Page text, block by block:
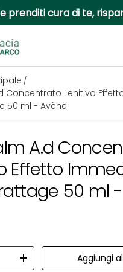
prenditi cura di te,
San Marco
/
Concentrato Lenitivo
50 ml - Avène
informazioni sul prodotto
A.d
Effetto
50 ml
quantità
Aumenta la quantità
Aggiungi